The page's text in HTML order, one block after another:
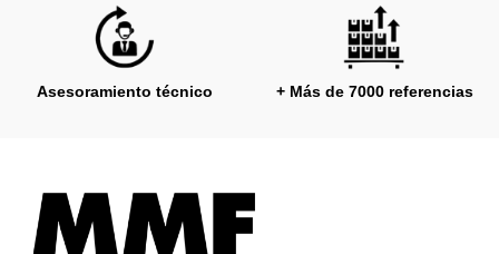
Asesoramiento técnico + Más de 7000 referencias